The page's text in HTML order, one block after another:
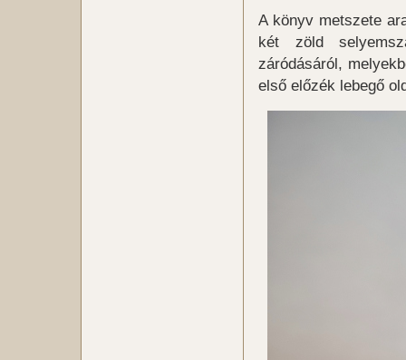
A könyv metszete
két zöld
záródásáról,
első előzék lebegő